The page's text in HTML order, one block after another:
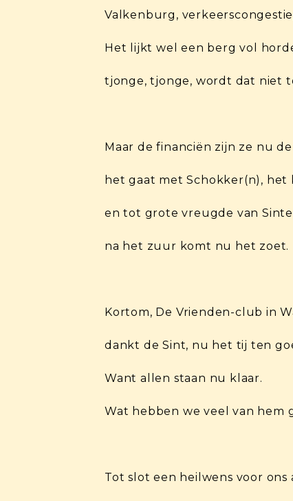
Valkenburg,
Het lijkt wel een berg vol
tjonge, tjonge, wordt dat niet
Maar de financiën zijn ze nu de
het gaat met Schokker(n), het
en tot grote vreugde van
na het zuur komt nu het zoet.
Kortom, De Vrienden-club in
dankt de Sint, nu het tij ten
Want allen staan nu klaar.
Wat hebben we veel van hem
Tot slot een heilwens voor ons